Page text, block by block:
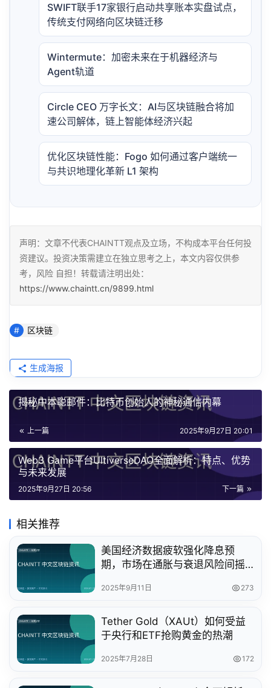
SWIFT联手17家银行启动共享账本实盘试点，
传统支付网络向区块链迁移
Wintermute：加密未来在于机器经济与
Agent轨道
Circle CEO 万字长文：AI与区块链融合将加
速公司解体，链上智能体经济兴起
优化区块链性能：Fogo 如何通过客户端统一
与共识地理化革新 L1 架构
声明：文章不代表CHAINTT观点及立场，不构成本平台任何投
资建议。投资决策需建立在独立思考之上，本文内容仅供参
考，风险 自担！转载请注明出处：
https://www.chaintt.cn/9899.html
区块链
生成海报
揭秘中本聪邮件：比特币创始人的神秘通信内幕
上一篇 2025年9月27日 20:01
Web3 Game平台UltiverseDAO全面解析：特点、优势
与未来发展
下一篇
2025年9月27日 20:56
相关推荐
美国经济数据疲软强化降息预
期，市场在通胀与衰退风险间摇
2025年9月11日 273
Tether Gold（XAUt）如何受益
于央行和ETF抢购黄金的热潮
2025年7月28日 172